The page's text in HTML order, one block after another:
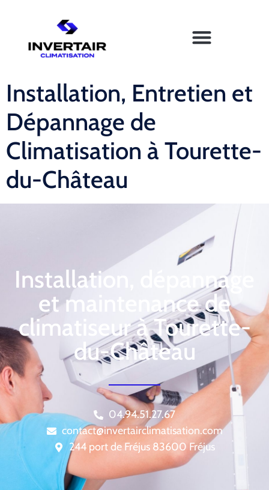
Installation, Entretien et
Dépannage de
Climatisation à Tourette-
du-Château
Installation, dépannage
et maintenance de
climatiseur à Tourette-
du-Château
04.94.51.27.67
contact@invertairclimatisation.com
244 port de Fréjus 83600 Fréjus